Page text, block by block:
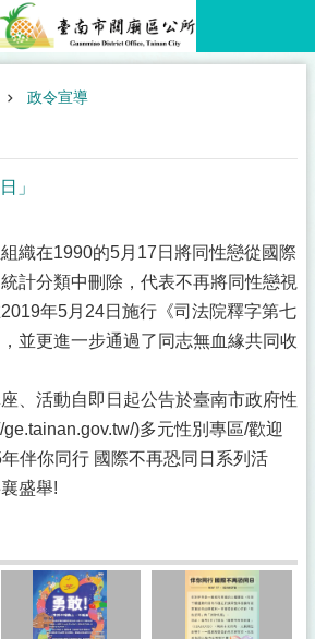
政令宣導
」
織在1990的5月17日將同性戀從國際
計分類中刪除，代表不再將同性戀視
年5月24日施行《司法院釋字第七
並更進一步通過了同志無血緣共同收
、活動自即日起公告於臺南市政府性
)多元性別專區/歡迎
伴你同行 國際不再恐同日系列活
盛舉!